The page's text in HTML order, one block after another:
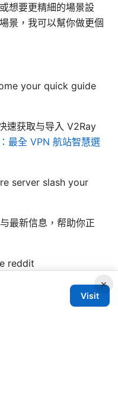
想要更精細的場景設
景，我可以幫你做更個
your quick guide
速获取与导入 V2Ray
最全 VPN 航站智慧選
server slash your
最新信息，帮助你正
reddit
×
Visit